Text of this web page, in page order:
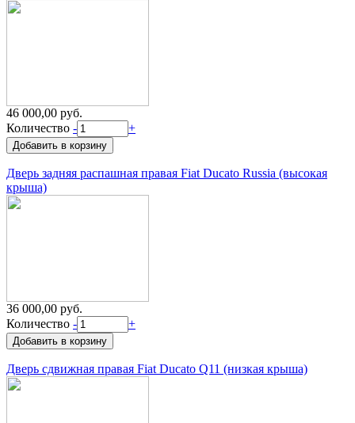
46 000,00 руб.
Количество - +
Дверь задняя распашная правая Fiat Ducato Russia (высокая
крыша)
36 000,00 руб.
Количество - +
Дверь сдвижная правая Fiat Ducato Q11 (низкая крыша)